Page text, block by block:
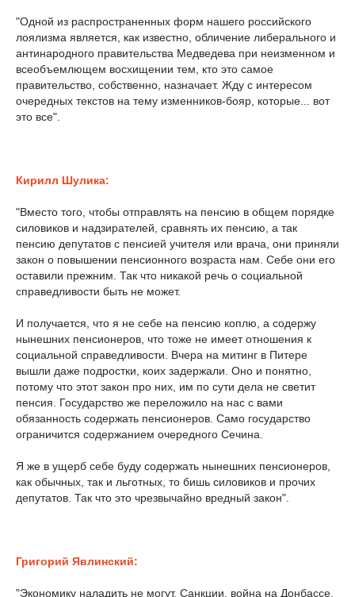
"Одной из распространенных форм нашего российского
лоялизма является, как известно, обличение либерального и
антинародного правительства Медведева при неизменном и
всеобъемлющем восхищении тем, кто это самое
правительство, собственно, назначает. Жду с интересом
очередных текстов на тему изменников-бояр, которые... вот
это все".
Кирилл Шулика:
"Вместо того, чтобы отправлять на пенсию в общем порядке
силовиков и надзирателей, сравнять их пенсию, а так
пенсию депутатов с пенсией учителя или врача, они приняли
закон о повышении пенсионного возраста нам. Себе они его
оставили прежним. Так что никакой речь о социальной
справедливости быть не может.
И получается, что я не себе на пенсию коплю, а содержу
нынешних пенсионеров, что тоже не имеет отношения к
социальной справедливости. Вчера на митинг в Питере
вышли даже подростки, коих задержали. Оно и понятно,
потому что этот закон про них, им по сути дела не светит
пенсия. Государство же переложило на нас с вами
обязанность содержать пенсионеров. Само государство
ограничится содержанием очередного Сечина.
Я же в ущерб себе буду содержать нынешних пенсионеров,
как обычных, так и льготных, то бишь силовиков и прочих
депутатов. Так что это чрезвычайно вредный закон".
Григорий Явлинский:
"Экономику наладить не могут. Санкции, война на Донбассе,